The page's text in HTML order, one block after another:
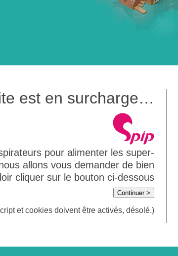
est en surcharge…
pour alimenter les super-
allons vous demander de bien
cliquer sur le bouton ci-dessous
Continuer >
et cookies doivent être activés, désolé.)